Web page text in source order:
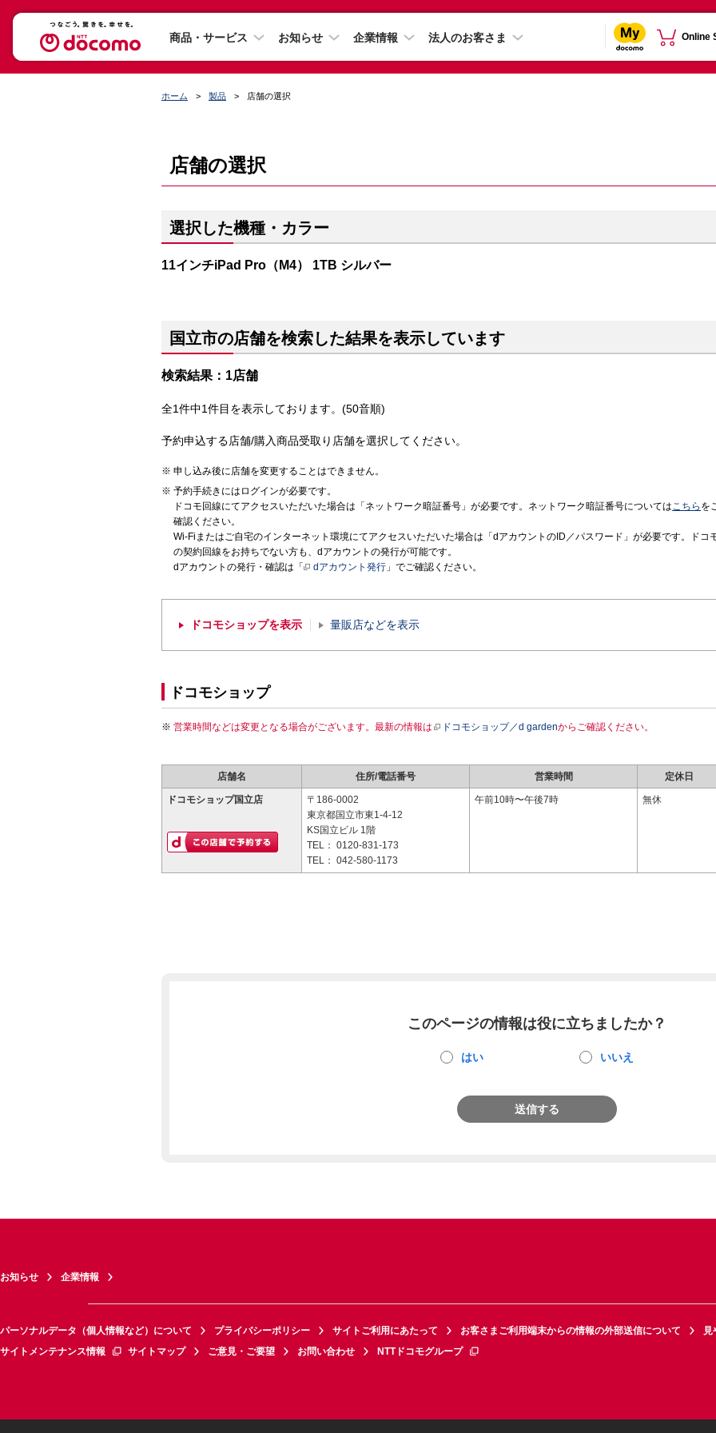
商品・サービス お知らせ 企業情報 法人のお客さま Online
ホーム 製品 店舗の選択
店舗の選択
選択した機種・カラー
11インチiPad Pro（M4） 1TB シルバー
国立市の店舗を検索した結果を表示しています
検索結果：1店舗
全1件中1件目を表示しております。(50音順)
予約申込する店舗/購入商品受取り店舗を選択してください。
申し込み後に店舗を変更することはできません。
予約手続きにはログインが必要です。
ドコモ回線にてアクセスいただいた場合は「ネットワーク暗証番号」が必要です。ネットワーク暗証番号についてはこちら を
確認ください。
Wi-Fiまたはご自宅のインターネット環境にてアクセスいただいた場合は「dアカウントのID／パスワード」が必要です。ドコ
の契約回線をお持ちでない方も、dアカウントの発行が可能です。
dアカウントの発行・確認は「
dアカウント発行 」でご確認ください。
ドコモショップを表示 量販店などを表示
ドコモショップ
営業時間などは変更となる場合がございます。最新の情報は ドコモショップ／d gardenからご確認ください。
店舗名 住所/電話番号 営業時間 定休日
ドコモショップ国立店
〒186-0002
東京都国立市東1-4-12
KS国立ビル 1階
TEL： 0120-831-173
TEL： 042-580-1173
午前10時〜午後7時 無休
このページの情報は役に立ちましたか？
はい いいえ
送信する
お知らせ 企業情報
パーソナルデータ（個人情報など）について プライバシーポリシー サイトご利用にあたって お客さまご利用端末からの情報の外部送信について
見
サイトメンテナンス情報
サイトマップ ご意見・ご要望 お問い合わせ NTTドコモグループ